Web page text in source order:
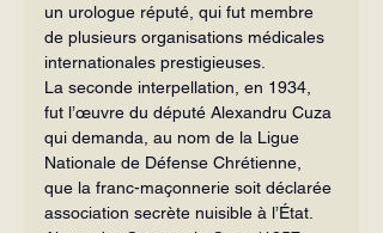
un urologue réputé, qui fut membre
de plusieurs organisations médicales
internationales prestigieuses.
La seconde interpellation, en 1934,
fut l’œuvre du député Alexandru Cuza
qui demanda, au nom de la Ligue
Nationale de Défense Chrétienne,
que la franc-maçonnerie soit déclarée
association secrète nuisible à l’État.